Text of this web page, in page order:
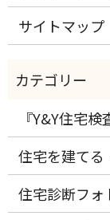
サイトマップ
『Y&Y住宅
住宅を建てる
住宅診断フォ